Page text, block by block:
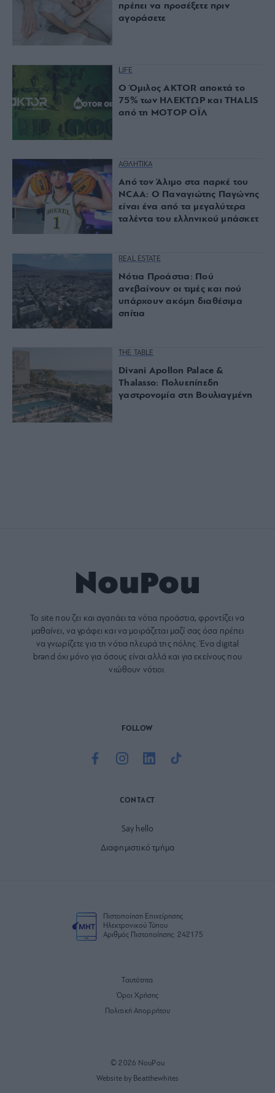
πρέπει να προσέξετε πριν
αγοράσετε
LIFE
Ο Όμιλος AKTOR αποκτά το
75% των ΗΛΕΚΤΩΡ και THALIS
από τη ΜΟΤΟΡ ΟΪΛ
ΑΘΛΗΤΙΚΑ
Από τον Άλιμο στα παρκέ του
NCAA: Ο Παναγιώτης Παγώνης
είναι ένα από τα μεγαλύτερα
ταλέντα του ελληνικού μπάσκετ
REAL ESTATE
Νότια Προάστια: Πού
ανεβαίνουν οι τιμές και πού
υπάρχουν ακόμη διαθέσιμα
σπίτια
THE TABLE
Divani Apollon Palace &
Thalasso: Πολυεπίπεδη
γαστρονομία στη Βουλιαγμένη
Το site που ζει και αγαπάει τα νότια προάστια, φροντίζει να
μαθαίνει, να γράφει και να μοιράζεται μαζί σας όσα πρέπει
να γνωρίζετε για τη νότια πλευρά της πόλης. Ένα digital
brand όχι μόνο για όσους είναι αλλά και για εκείνους που
νιώθουν νότιοι.
FOLLOW
CONTACT
Say hello
Διαφημιστικό τμήμα
Πιστοποίηση Επιχείρησης
Ηλεκτρονικού Τύπου
Αριθμός Πιστοποίησης: 242175
Ταυτότητα
Όροι Χρήσης
Πολιτική Απορρήτου
© 2026 NouPou
Website by Beatthewhites